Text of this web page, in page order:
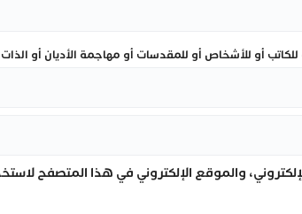
أو للأشخاص أو للمقدسات أو مهاجمة الأديان أو
والموقع الإلكتروني في هذا المتصفح